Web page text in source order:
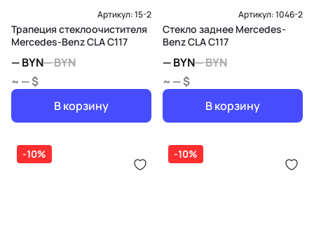
Артикул:15-2
Трапеция стеклоочистителя
Mercedes-Benz CLA C117
—BYN—BYN
~ — $
В корзину
Артикул:1046-2
Стекло заднее Mercedes-
Benz CLA C117
—BYN—BYN
~ — $
В корзину
-10% -10%